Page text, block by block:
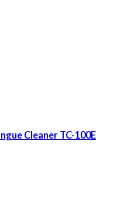
Cleaner TC-100E